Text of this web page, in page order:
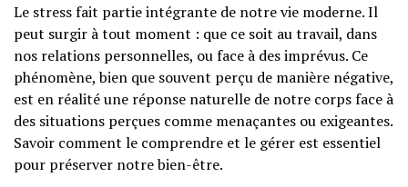
Le stress fait partie intégrante de notre vie moderne. Il
peut surgir à tout moment : que ce soit au travail, dans
nos relations personnelles, ou face à des imprévus. Ce
phénomène, bien que souvent perçu de manière négative,
est en réalité une réponse naturelle de notre corps face à
des situations perçues comme menaçantes ou exigeantes.
Savoir comment le comprendre et le gérer est essentiel
pour préserver notre bien-être.